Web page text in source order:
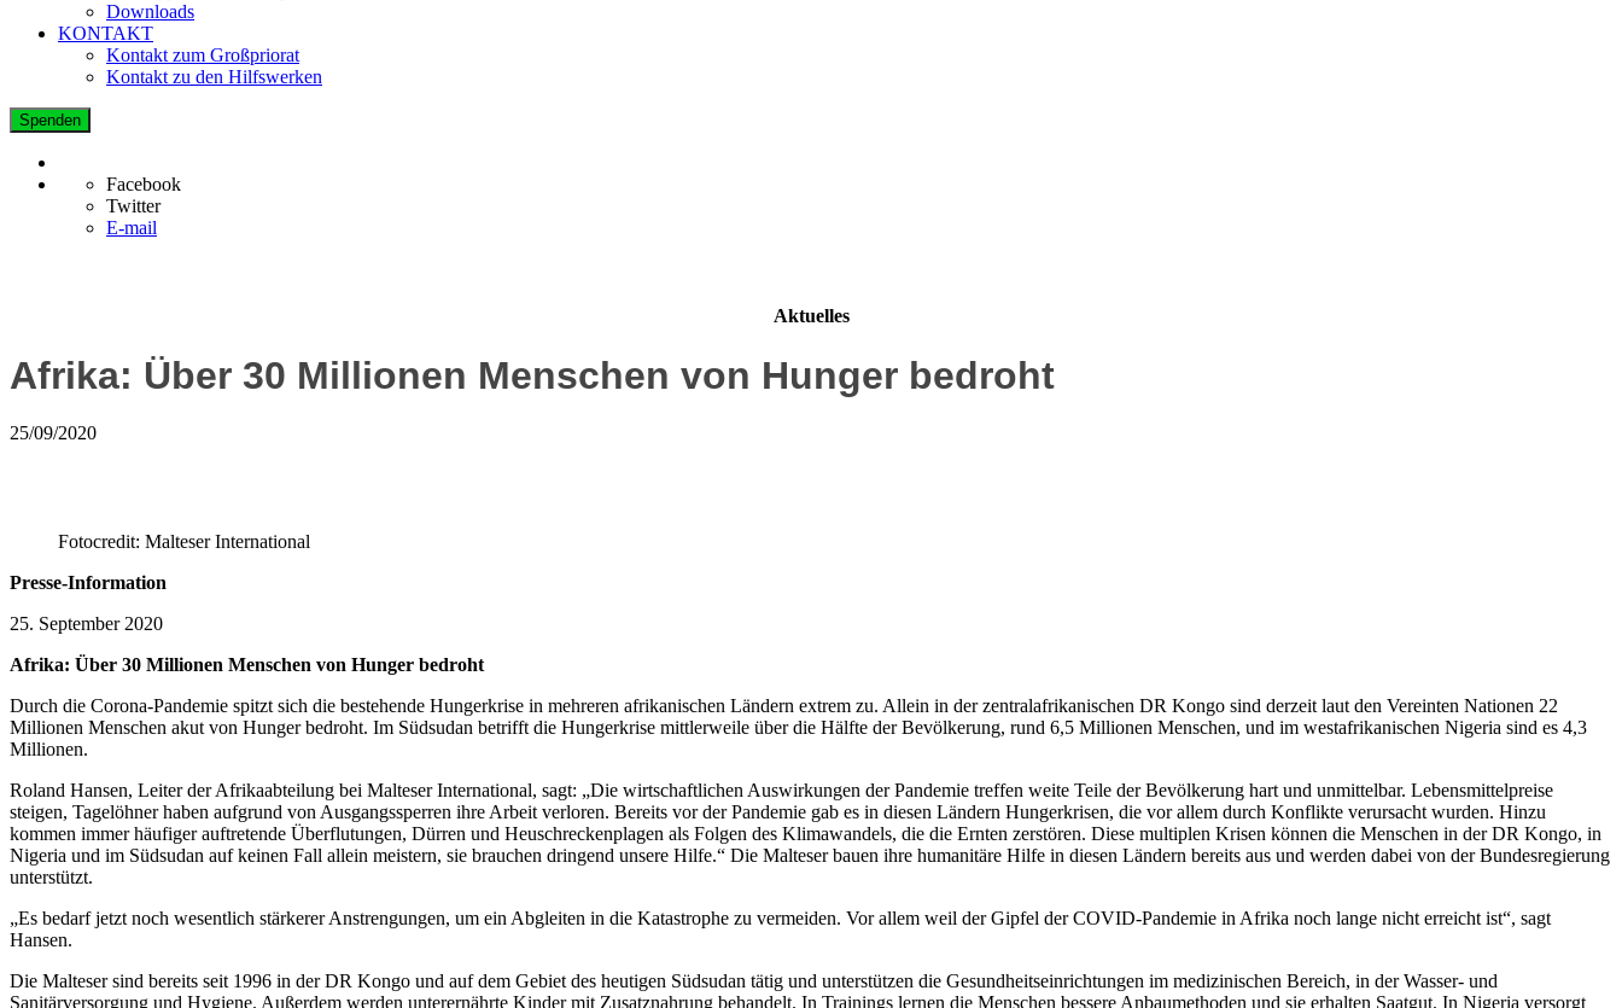
Downloads
KONTAKT
Kontakt zum Großpriorat
Kontakt zu den Hilfswerken
Spenden
Facebook
Twitter
E-mail
Aktuelles
Afrika: Über 30 Millionen Menschen von Hunger bedroht
25/09/2020
Fotocredit: Malteser International
Presse-Information
25. September 2020
Afrika: Über 30 Millionen Menschen von Hunger bedroht
Durch die Corona-Pandemie spitzt sich die bestehende Hungerkrise in mehreren afrikanischen Ländern extrem zu. Allein in der zentralafrikanischen DR Kongo sind derzeit laut den Vereinten Nationen 22
Millionen Menschen akut von Hunger bedroht. Im Südsudan betrifft die Hungerkrise mittlerweile über die Hälfte der Bevölkerung, rund 6,5 Millionen Menschen, und im westafrikanischen Nigeria sind es 4,3
Millionen.
Roland Hansen, Leiter der Afrikaabteilung bei Malteser International, sagt: „Die wirtschaftlichen Auswirkungen der Pandemie treffen weite Teile der Bevölkerung hart und unmittelbar. Lebensmittelpreise
steigen, Tagelöhner haben aufgrund von Ausgangssperren ihre Arbeit verloren. Bereits vor der Pandemie gab es in diesen Ländern Hungerkrisen, die vor allem durch Konflikte verursacht wurden. Hinzu
kommen immer häufiger auftretende Überflutungen, Dürren und Heuschreckenplagen als Folgen des Klimawandels, die die Ernten zerstören. Diese multiplen Krisen können die Menschen in der DR Kongo, in
Nigeria und im Südsudan auf keinen Fall allein meistern, sie brauchen dringend unsere Hilfe.“ Die Malteser bauen ihre humanitäre Hilfe in diesen Ländern bereits aus und werden dabei von der Bundesregierung
unterstützt.
„Es bedarf jetzt noch wesentlich stärkerer Anstrengungen, um ein Abgleiten in die Katastrophe zu vermeiden. Vor allem weil der Gipfel der COVID-Pandemie in Afrika noch lange nicht erreicht ist“, sagt
Hansen.
Die Malteser sind bereits seit 1996 in der DR Kongo und auf dem Gebiet des heutigen Südsudan tätig und unterstützen die Gesundheitseinrichtungen im medizinischen Bereich, in der Wasser- und
Sanitärversorgung und Hygiene. Außerdem werden unterernährte Kinder mit Zusatznahrung behandelt. In Trainings lernen die Menschen bessere Anbaumethoden und sie erhalten Saatgut. In Nigeria versorgt